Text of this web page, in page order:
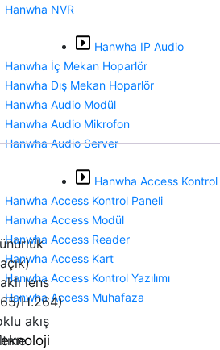
Hanwha NVR
Hanwha IP Audio
Hanwha İç Mekan Hoparlör
Hanwha Dış Mekan Hoparlör
Hanwha Audio Modül
Hanwha Audio Mikrofon
Hanwha Audio Server
Hanwha Access Kontrol
Hanwha Access Kontrol Paneli
Hanwha Access Modül
Hanwha Access Reader
Hanwha Access Kart
Hanwha Access Kontrol Yazılımı
Hanwha Access Muhafaza
lens
H.264)
akış